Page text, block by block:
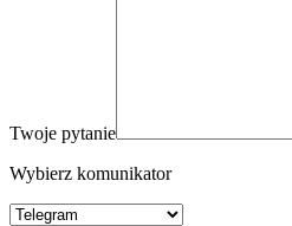
Twoje pytanie
Wybierz komunikator